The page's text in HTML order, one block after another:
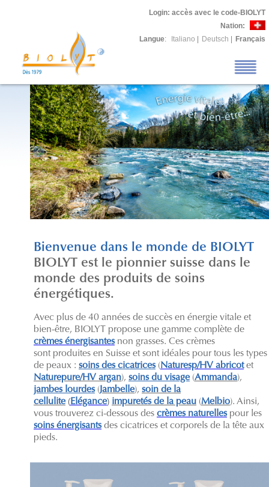
Login: accès avec le code-BIOLYT
Nation:
Langue: Italiano Deutsch Français
Bienvenue dans le monde de BIOLYT
BIOLYT est le pionnier suisse dans le
monde des produits de soins
énergétiques.
Avec plus de 40 années de succès en énergie vitale et
bien-être, BIOLYT propose une gamme complète de
crèmes énergisantesnon grasses. Ces crèmes
sont produites en Suisse et sont idéales pour tous les types
de peaux : soins des cicatrices(Naturesp/HV abricotet
Naturepure/HV argan), soins du visage(Ammanda),
jambes lourdes(Jambelle), soin de la
cellulite(Elégance) impuretés de la peau (Melbio). Ainsi,
vous trouverez ci-dessous des crèmes naturelles pour les
soins énergisantsdes cicatrices et corporels de la tête aux
pieds.